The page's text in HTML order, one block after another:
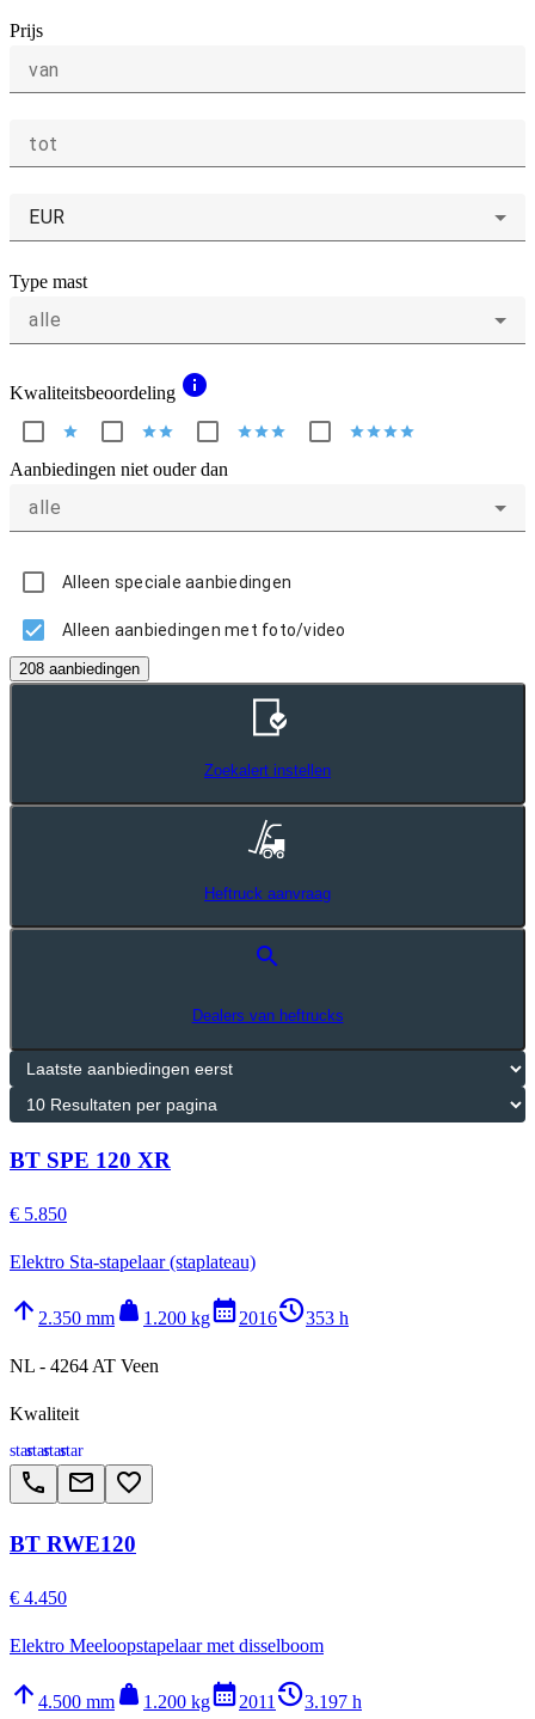
Prijs
van
tot
EUR
Type mast
alle
Kwaliteitsbeoordeling info
star starstar starstarstar starstarstarstar
Aanbiedingen niet ouder dan
alle
Alleen speciale aanbiedingen
Alleen aanbiedingen met foto/video
208 aanbiedingen
Zoekalert instellen
Heftruck aanvraag
search
Dealers van heftrucks
BT SPE 120 XR
€ 5.850
Elektro Sta-stapelaar (staplateau)
arrow_upward 2.350 mm weight 1.200 kgcalendar_month2016history_2353 h
NL - 4264 AT Veen
Kwaliteit
starstarstarstar
call email favorite_border
BT RWE120
€ 4.450
Elektro Meeloopstapelaar met disselboom
arrow_upward 4.500 mm weight 1.200 kgcalendar_month2011 history_23.197 h